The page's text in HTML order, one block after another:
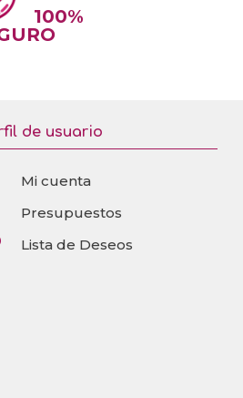
100%
de usuario
Mi cuenta
Presupuestos
Lista de Deseos